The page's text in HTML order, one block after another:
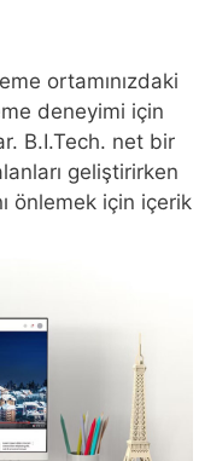
ortamınızdaki
deneyimi için
B.I.Tech. net bir
geliştirirken
önlemek için içerik